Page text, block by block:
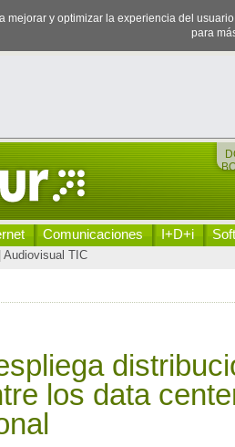
mejorar y optimizar la experiencia del
para
Comunicaciones I+D+i
Audiovisual TIC
los data